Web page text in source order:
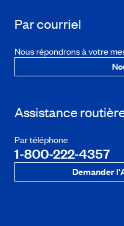
Par courriel
Nous répondrons à votre
Assistance
Par téléphone
1-800-222-4357
Demander